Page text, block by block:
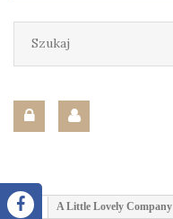
A Little Lovely Company